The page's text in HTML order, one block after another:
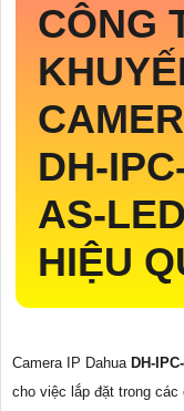
CÔNG
DH-
AS-LED
HIỆU
Camera IP Dahua DH-
cho việc lắp đặt trong